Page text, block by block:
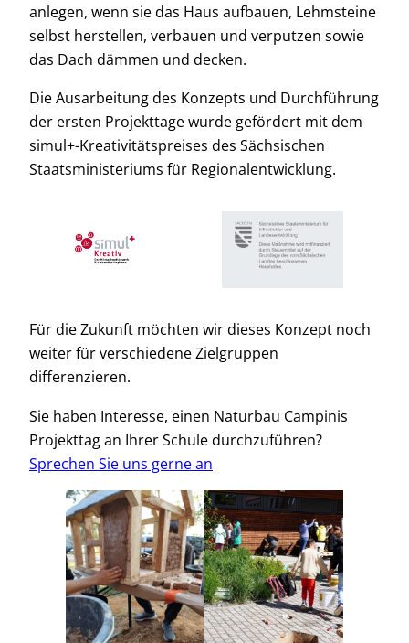
anlegen, wenn sie das Haus aufbauen, Lehmsteine
selbst herstellen, verbauen und verputzen sowie
das Dach dämmen und decken.
Die Ausarbeitung des Konzepts und Durchführung
der ersten Projekttage wurde gefördert mit dem
simul+-Kreativitätspreises des Sächsischen
Staatsministeriums für Regionalentwicklung.
Für die Zukunft möchten wir dieses Konzept noch
weiter für verschiedene Zielgruppen
differenzieren.
Sie haben Interesse, einen Naturbau Campinis
Projekttag an Ihrer Schule durchzuführen?
Sprechen Sie uns gerne an